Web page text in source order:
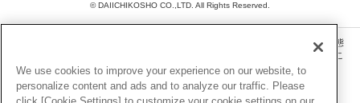
© DAIICHIKOSHO CO.,LTD. All Rights Reserved.
このサイトに掲載されている一切の文章・画像・写真・動画・音声等を、手段や形態
を問わず、著作権法の定める範囲を超えて無断で複製、転載、ファイル化などするこ
とを禁じます。
楽曲及びコンテンツは、機種によりご利用いただけない場合があります。
We use cookies to improve your experience on our website, to
personalize content and ads and to analyze our traffic. Please